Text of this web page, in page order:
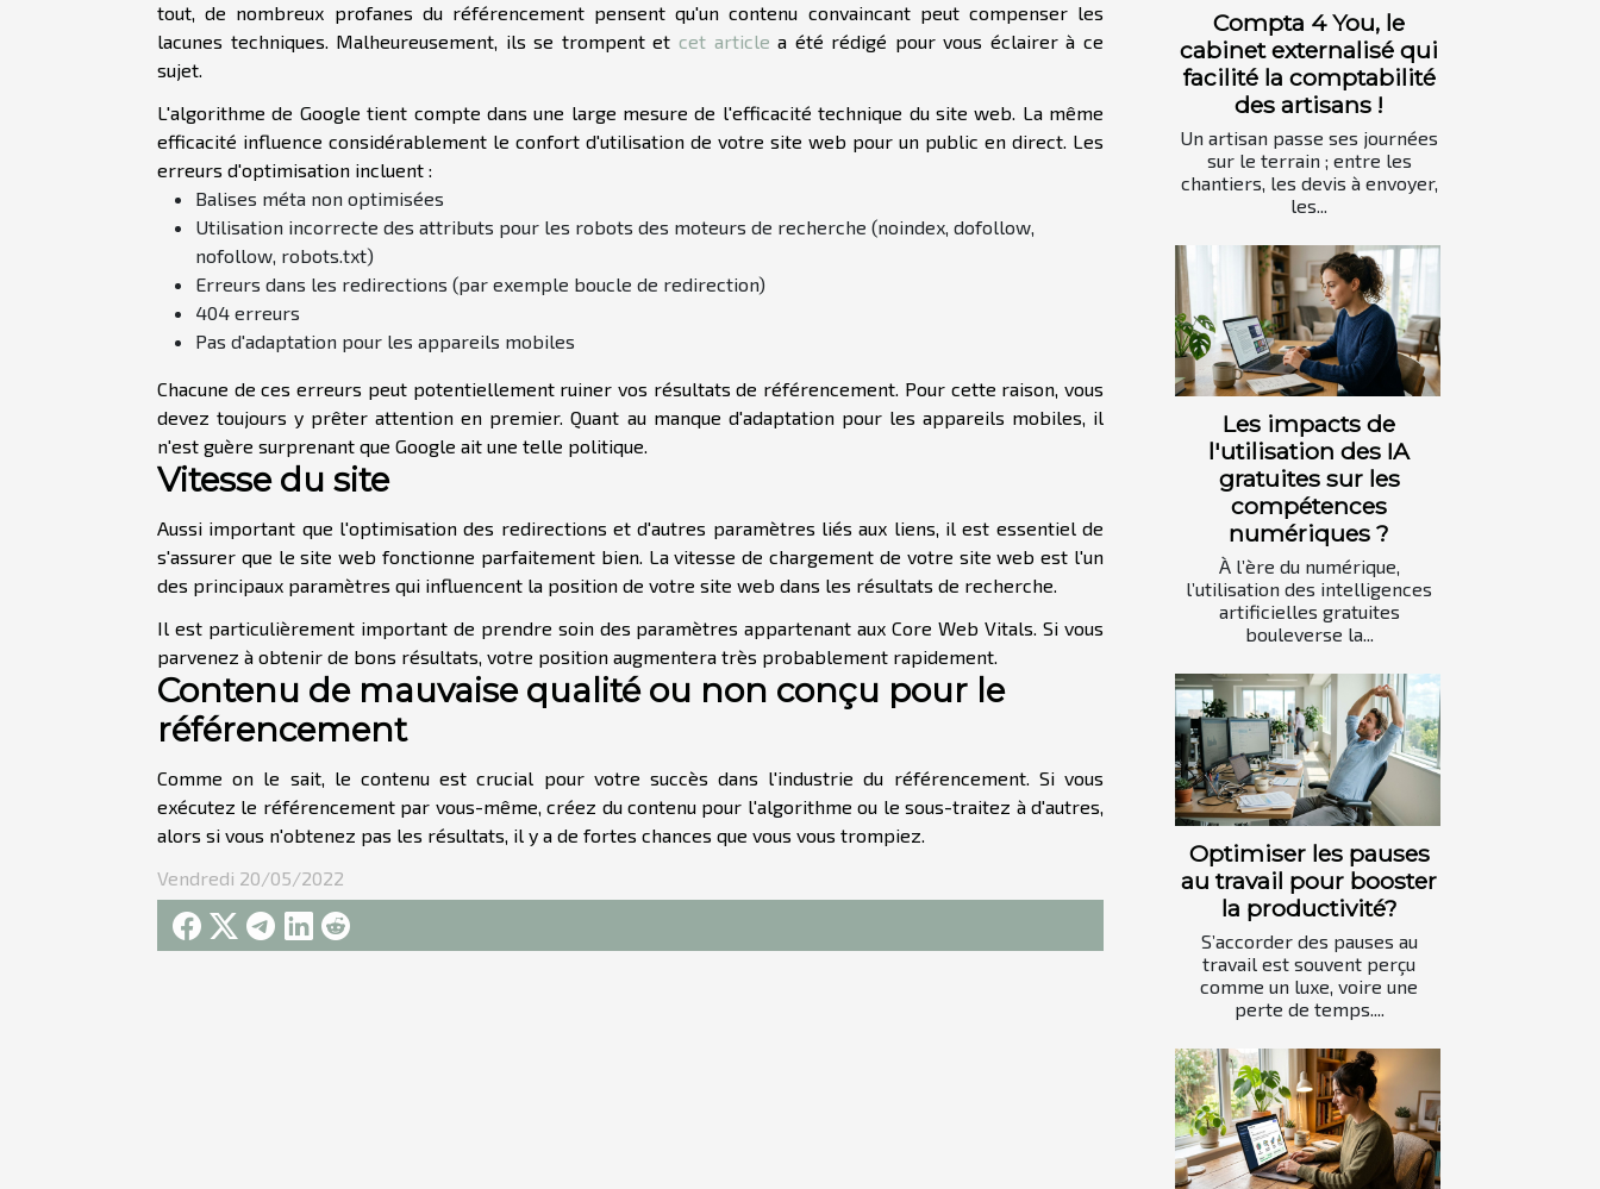
tout, de nombreux profanes du référencement pensent qu'un contenu convaincant peut compenser les
lacunes techniques. Malheureusement, ils se trompent et cet article a été rédigé pour vous éclairer à ce
sujet.
L'algorithme de Google tient compte dans une large mesure de l'efficacité technique du site web. La même
efficacité influence considérablement le confort d'utilisation de votre site web pour un public en direct. Les
erreurs d'optimisation incluent :
Balises méta non optimisées
Utilisation incorrecte des attributs pour les robots des moteurs de recherche (noindex, dofollow,
nofollow, robots.txt)
Erreurs dans les redirections (par exemple boucle de redirection)
404 erreurs
Pas d'adaptation pour les appareils mobiles
Chacune de ces erreurs peut potentiellement ruiner vos résultats de référencement. Pour cette raison, vous
devez toujours y prêter attention en premier. Quant au manque d'adaptation pour les appareils mobiles, il
n'est guère surprenant que Google ait une telle politique.
Vitesse du site
Aussi important que l'optimisation des redirections et d'autres paramètres liés aux liens, il est essentiel de
s'assurer que le site web fonctionne parfaitement bien. La vitesse de chargement de votre site web est l'un
des principaux paramètres qui influencent la position de votre site web dans les résultats de recherche.
Il est particulièrement important de prendre soin des paramètres appartenant aux Core Web Vitals. Si vous
parvenez à obtenir de bons résultats, votre position augmentera très probablement rapidement.
Contenu de mauvaise qualité ou non conçu pour le
référencement
Comme on le sait, le contenu est crucial pour votre succès dans l'industrie du référencement. Si vous
exécutez le référencement par vous-même, créez du contenu pour l'algorithme ou le sous-traitez à d'autres,
alors si vous n'obtenez pas les résultats, il y a de fortes chances que vous vous trompiez.
Vendredi 20/05/2022
Compta 4 You, le
cabinet externalisé qui
facilité la comptabilité
des artisans !
Un artisan passe ses journées
sur le terrain ; entre les
chantiers, les devis à envoyer,
les...
Les impacts de
l'utilisation des IA
gratuites sur les
compétences
numériques ?
À l’ère du numérique,
l’utilisation des intelligences
artificielles gratuites
bouleverse la...
Optimiser les pauses
au travail pour booster
la productivité?
S’accorder des pauses au
travail est souvent perçu
comme un luxe, voire une
perte de temps....